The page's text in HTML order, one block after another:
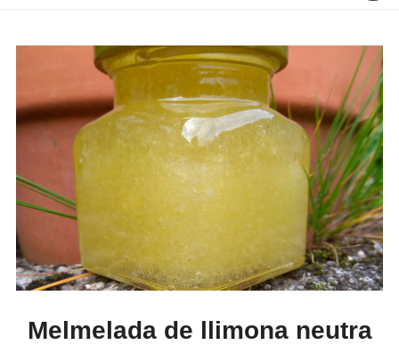
Melmelada de llimona neutra